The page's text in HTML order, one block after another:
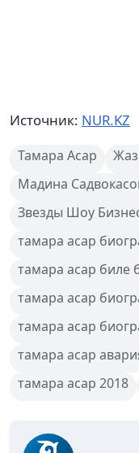
Источник: NUR.KZ
Тамара Асар
Мадина
Звезды Шоу
тамара асар
тамара асар биле
тамара асар
тамара асар
тамара асар
тамара асар 2018